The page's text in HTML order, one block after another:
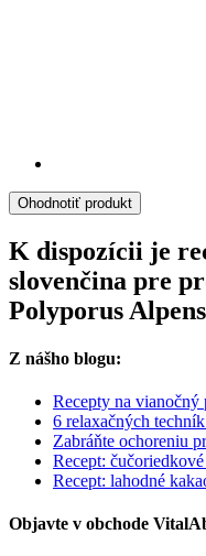
Ohodnotiť produkt
K dispozícii je
slovenčina pre
Polyporus
Z nášho blogu:
Recepty na
6 relaxačných
Zabráňte ochoreniu
Recept:
Recept: lahodné
Objavte v obchode